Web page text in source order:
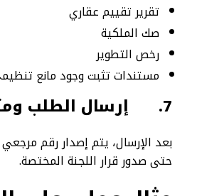
تقرير تقييم عقاري
صك الملكية
رخص التطوير
مستندات تثبت وجود مانع
7. إرسال الطلب
بعد الإرسال، يتم إصدار رقم مرجعي
حتى صدور قرار اللجنة المختصة.